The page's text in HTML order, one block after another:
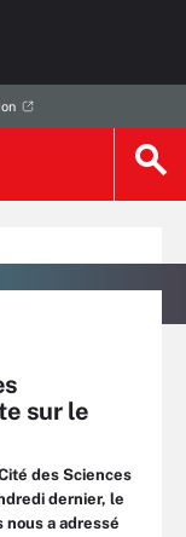
sur le
des Sciences
dernier, le
a adressé